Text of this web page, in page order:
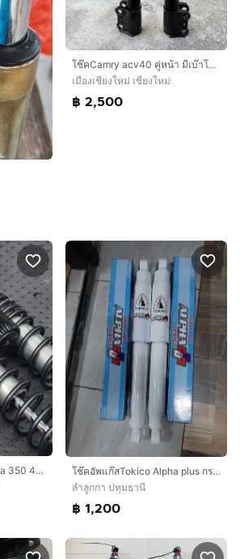
โช๊คCamry acv40 คู่หน้า มีเบ๊าโช๊คแท้ติดรถ
เมืองเชียงใหม่ เชียงใหม่
฿ 2,500
Profender X series forza 350 430mm
โช๊คอัพแก๊สTokico Alpha plus กระบอกใหญ่พิเศษ
ลำลูกกา ปทุมธานี
฿ 1,200